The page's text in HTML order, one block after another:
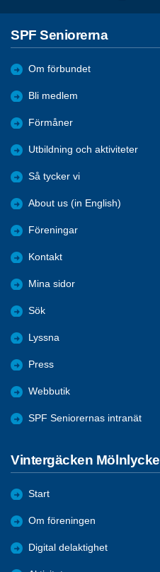
SPF Seniorerna
Om förbundet
Bli medlem
Förmåner
Utbildning och aktiviteter
Så tycker vi
About us (in English)
Föreningar
Kontakt
Mina sidor
Sök
Lyssna
Press
Webbutik
SPF Seniorernas intranät
Vintergäcken Mölnlycke
Start
Om föreningen
Digital delaktighet